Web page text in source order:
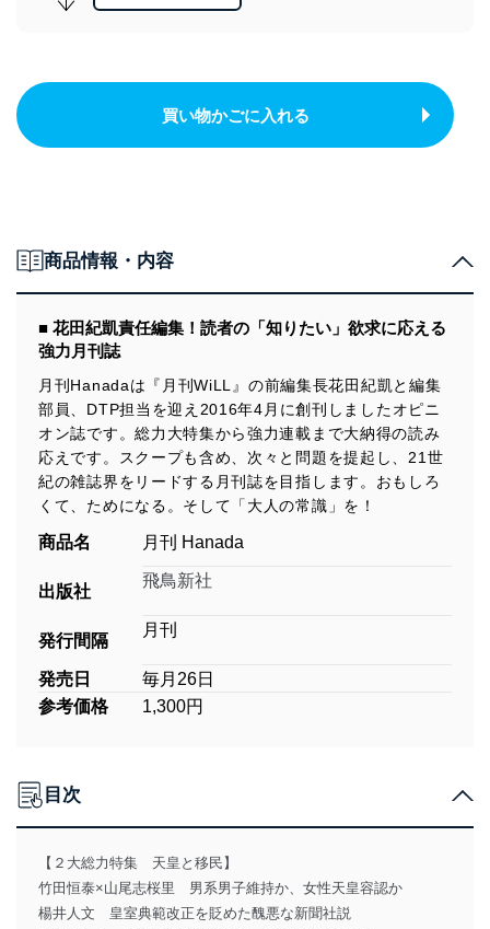
買い物かごに入れる
商品情報・内容
■ 花田紀凱責任編集！読者の「知りたい」欲求に応える
強力月刊誌
月刊Hanadaは『月刊WiLL』の前編集長花田紀凱と編集
部員、DTP担当を迎え2016年4月に創刊しましたオピニ
オン誌です。総力大特集から強力連載まで大納得の読み
応えです。スクープも含め、次々と問題を提起し、21世
紀の雑誌界をリードする月刊誌を目指します。おもしろ
くて、ためになる。そして「大人の常識」を！
商品名 月刊 Hanada
出版社
飛鳥新社
発行間隔
月刊
発売日
毎月26日
参考価格
1,300円
目次
【２大総力特集 天皇と移民】
竹田恒泰×山尾志桜里 男系男子維持か、女性天皇容認か
楊井人文 皇室典範改正を貶めた醜悪な新聞社説